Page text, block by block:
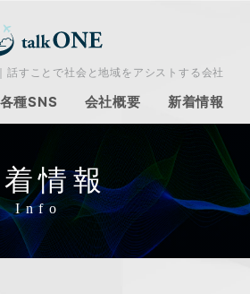
話すことで社会と地域をアシストする会社
各種SNS 会社概要 新着情報
情報